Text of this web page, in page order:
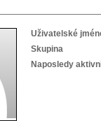
Uživatelské
Skupina
Naposledy